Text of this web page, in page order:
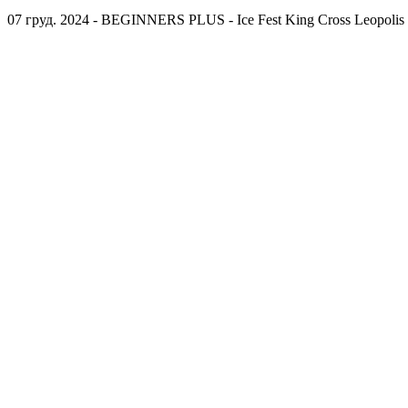
07 груд. 2024 - BEGINNERS PLUS - Ice Fest King Cross Leopolis